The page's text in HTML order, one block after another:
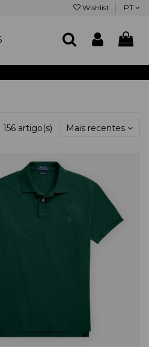
Wishlist PT
artigo(s) Mais recentes